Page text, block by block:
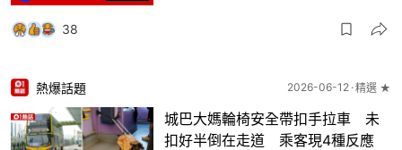
38
熱爆話題 2026-06-12 精選 ★
城巴大媽輪椅安全帶扣手拉車 未
扣好半倒在走道 乘客現4種反應